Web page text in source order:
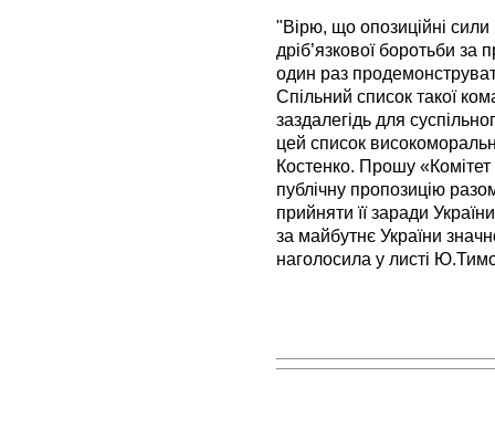
"Вірю, що опозиційні
дріб’язкової боротьби за
один раз
Спільний список такої
заздалегідь для
цей список
Костенко. Прошу
публічну пропозицію
прийняти її заради
за майбутнє України
наголосила у листі